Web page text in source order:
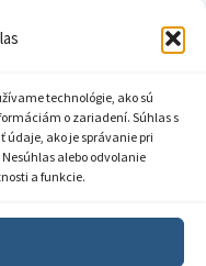
technológie, ako sú
o zariadení. Súhlas s
ako je správanie pri
alebo odvolanie
a funkcie.